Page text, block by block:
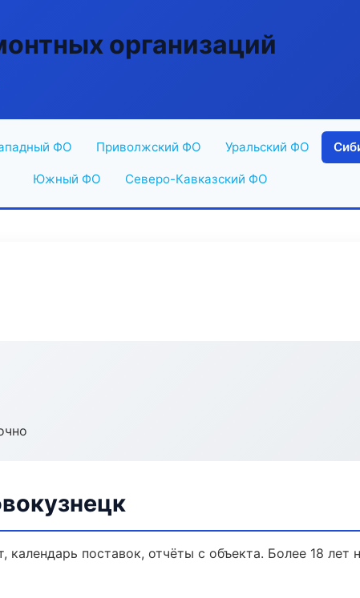
организаций
ФО Приволжский ФО Уральский ФО
Южный ФО Северо-Кавказский ФО
календарь поставок, отчёты с объекта. Более 18 лет